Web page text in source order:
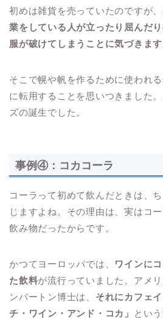
初めは雑貨を売っていたのですが、
業をしている人が立ったり屈んだ
服が破けてしまうことに気づきます
そこで幌や帆を作るために使われ
に転用することを思いつきました
ズの誕生でした。
事例④：コカコーラ
コーラって初めて飲んだときは、
じますよね。その理由は、実はコ
飲み物だったからです。
かつてヨーロッパでは、 ワインに
た飲料が流行っていました。アメ
ンバートン博士は、 それにカフェ
チ・ワイン・アンド・コカ」
とい